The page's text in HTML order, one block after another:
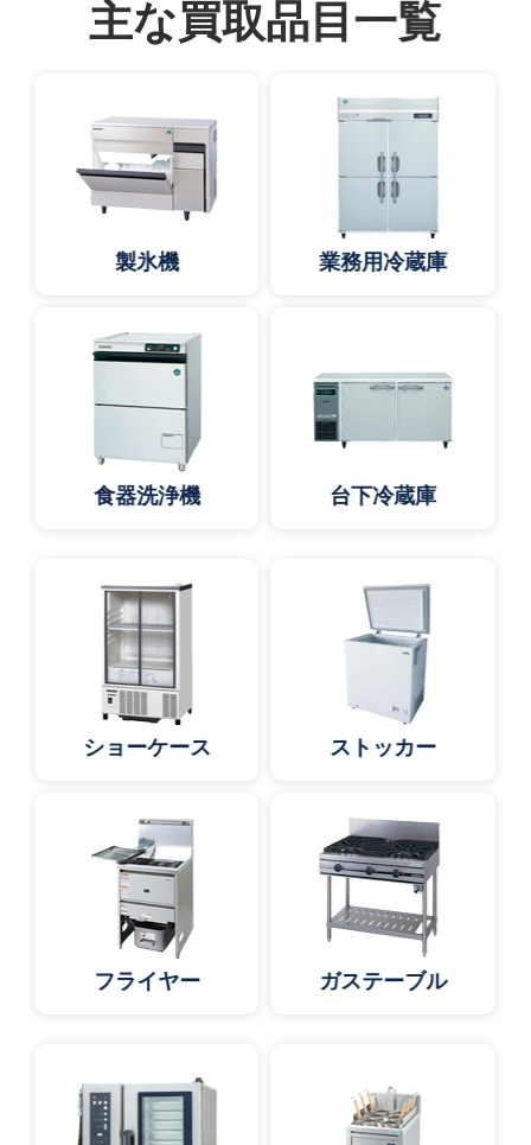
主な買取品目一覧
製氷機 業務用冷蔵庫
食器洗浄機 台下冷蔵庫
ショーケース ストッカー
フライヤー ガステーブル